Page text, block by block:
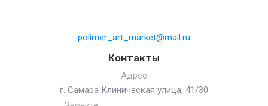
polimer_art_market@mail.ru
Контакты
Адрес
г. Самара Клиническая улица, 41/30